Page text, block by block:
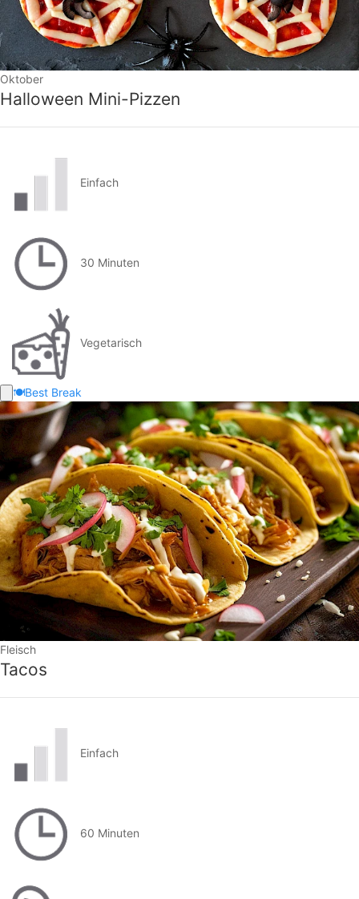
Oktober
Halloween Mini-Pizzen
Einfach
30 Minuten
Vegetarisch
🍽️Best Break
Fleisch
Tacos
Einfach
60 Minuten